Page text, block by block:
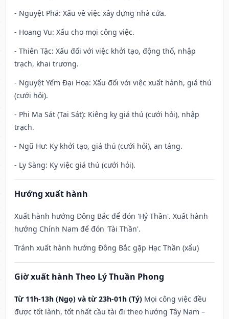
- Nguyệt Phá: Xấu về việc xây dựng nhà cửa.
- Hoang Vu: Xấu cho mọi công việc.
- Thiên Tặc: Xấu đối với việc khởi tạo, động thổ, nhập
trạch, khai trương.
- Nguyệt Yếm Đại Hoạ: Xấu đối với việc xuất hành, giá thú
(cưới hỏi).
- Phi Ma Sát (Tai Sát): Kiêng kỵ giá thú (cưới hỏi), nhập
trạch.
- Ngũ Hư: Kỵ khởi tạo, giá thú (cưới hỏi), an táng.
- Ly Sàng: Kỵ việc giá thú (cưới hỏi).
Hướng xuất hành
Xuất hành hướng Đông Bắc để đón 'Hỷ Thần'. Xuất hành
hướng Chính Nam để đón 'Tài Thần'.
Tránh xuất hành hướng Đông Bắc gặp Hạc Thần (xấu)
Giờ xuất hành Theo Lý Thuần Phong
Từ 11h-13h (Ngọ) và từ 23h-01h (Tý) Mọi công việc đều
được tốt lành, tốt nhất cầu tài đi theo hướng Tây Nam –